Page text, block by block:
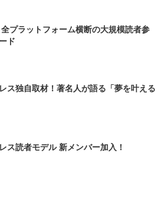
プラットフォーム横断の大規模読者参
ド
ス独自取材！著名人が語る「夢を叶える
ス読者モデル 新メンバー加入！